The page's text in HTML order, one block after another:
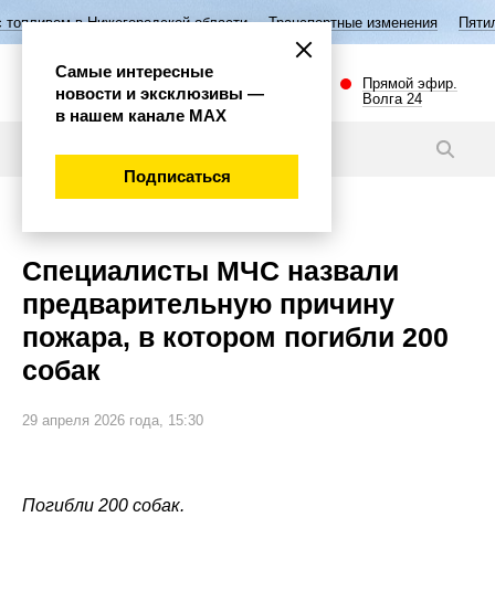
области Транспортные изменения Пятилетие семьи
Прямой эфир.
Волга 24
Специалисты МЧС назвали
предварительную причину
пожара, в котором погибли 200
собак
29 апреля 2026 года, 15:30
Погибли 200 собак.
Самые интересные
новости и эксклюзивы —
в нашем канале МАХ
Подписаться